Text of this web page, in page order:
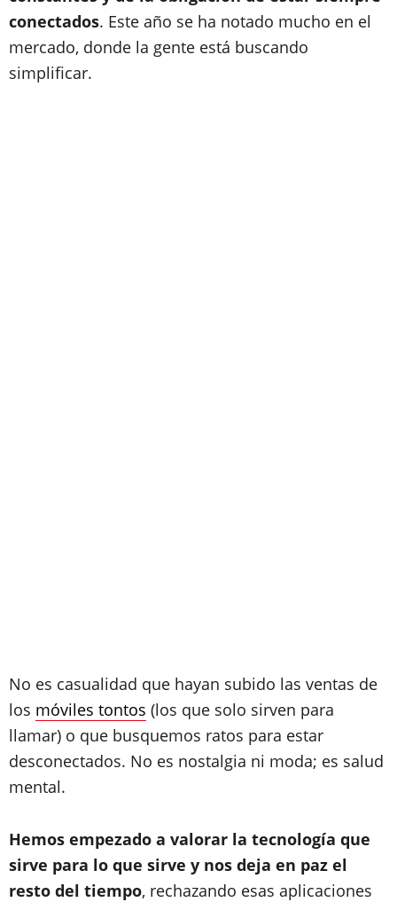
conectados. Este año se ha notado mucho en el
mercado, donde la gente está buscando
simplificar.
No es casualidad que hayan subido las ventas de
los móviles tontos (los que solo sirven para
llamar) o que busquemos ratos para estar
desconectados. No es nostalgia ni moda; es salud
mental.
Hemos empezado a valorar la tecnología que
sirve para lo que sirve y nos deja en paz el
resto del tiempo, rechazando esas aplicaciones